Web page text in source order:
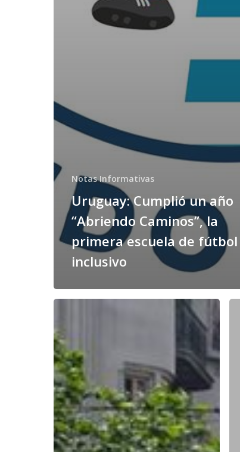
Notas Informativas
Uruguay: Cumplió un año
“Abriendo Caminos”, la
primera escuela de fútbol
inclusivo